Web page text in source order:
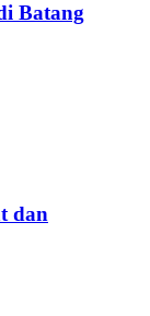
Batang
dan